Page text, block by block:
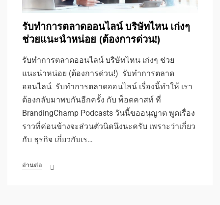
รับทําการตลาดออนไลน์ บริษัทไหน เก่งๆ
ช่วยแนะนำหน่อย (ต้องการด่วน!)
รับทําการตลาดออนไลน์ บริษัทไหน เก่งๆ ช่วย
แนะนำหน่อย (ต้องการด่วน!) รับทําการตลาด
ออนไลน์ รับทำการตลาดออนไลน์ เรื่องนี้ทำให้ เรา
ต้องกลับมาพบกันอีกครั้ง กับ พ็อดคาสท์ ที่
BrandingChamp Podcasts วันนี้ขออนุญาต พูดเรื่อง
ราวที่ค่อนข้างจะส่วนตัวนิดนึงนะครับ เพราะว่าเกี่ยว
กับ ธุรกิจ เกี่ยวกับเร…
อ่านต่อ